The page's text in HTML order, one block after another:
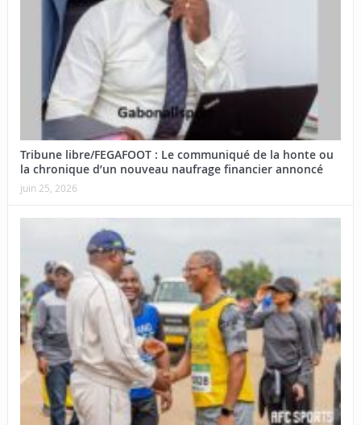
Tribune libre/FEGAFOOT : Le communiqué de la honte ou
la chronique d’un nouveau naufrage financier annoncé
juin 25, 2026